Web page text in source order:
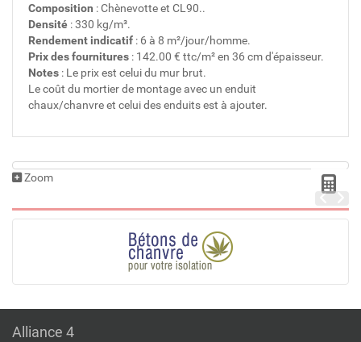
Composition : Chènevotte et CL90..
Densité : 330 kg/m³.
Rendement indicatif : 6 à 8 m²/jour/homme.
Prix des fournitures : 142.00 € ttc/m² en 36 cm d'épaisseur.
Notes : Le prix est celui du mur brut.
Le coût du mortier de montage avec un enduit
chaux/chanvre et celui des enduits est à ajouter.
Zoom
Alliance 4